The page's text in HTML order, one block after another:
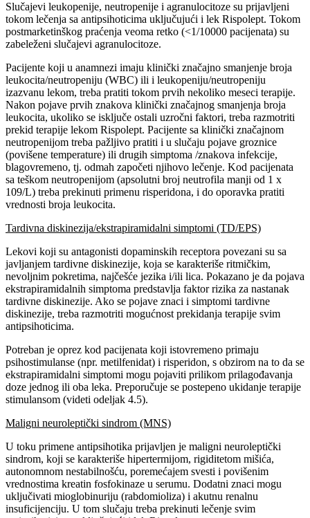
Slučajevi leukopenije, neutropenije i agranulocitoze su prijavljeni
tokom lečenja sa antipsihoticima uključujući i lek Rispolept. Tokom
postmarketinškog praćenja veoma retko (<1/10000 pacijenata) su
zabeleženi slučajevi agranulocitoze.
Pacijente koji u anamnezi imaju klinički značajno smanjenje broja
leukocita/neutropeniju (WBC) ili i leukopeniju/neutropeniju
izazvanu lekom, treba pratiti tokom prvih nekoliko meseci terapije.
Nakon pojave prvih znakova klinički značajnog smanjenja broja
leukocita, ukoliko se isključe ostali uzročni faktori, treba razmotriti
prekid terapije lekom Rispolept. Pacijente sa klinički značajnom
neutropenijom treba pažljivo pratiti i u slučaju pojave groznice
(povišene temperature) ili drugih simptoma /znakova infekcije,
blagovremeno, tj. odmah započeti njihovo lečenje. Kod pacijenata
sa teškom neutropenijom (apsolutni broj neutrofila manji od 1 x
109/L) treba prekinuti primenu risperidona, i do oporavka pratiti
vrednosti broja leukocita.
Tardivna diskinezija/ekstrapiramidalni simptomi (TD/EPS)
Lekovi koji su antagonisti dopaminskih receptora povezani su sa
javljanjem tardivne diskinezije, koja se karakteriše ritmičkim,
nevoljnim pokretima, najčešće jezika i/ili lica. Pokazano je da pojava
ekstrapiramidalnih simptoma predstavlja faktor rizika za nastanak
tardivne diskinezije. Ako se pojave znaci i simptomi tardivne
diskinezije, treba razmotriti mogućnost prekidanja terapije svim
antipsihoticima.
Potreban je oprez kod pacijenata koji istovremeno primaju
psihostimulanse (npr. metilfenidat) i risperidon, s obzirom na to da se
ekstrapiramidalni simptomi mogu pojaviti prilikom prilagođavanja
doze jednog ili oba leka. Preporučuje se postepeno ukidanje terapije
stimulansom (videti odeljak 4.5).
Maligni neuroleptički sindrom (MNS)
U toku primene antipsihotika prijavljen je maligni neuroleptički
sindrom, koji se karakteriše hipertermijom, rigiditetom mišića,
autonomnom nestabilnošću, poremećajem svesti i povišenim
vrednostima kreatin fosfokinaze u serumu. Dodatni znaci mogu
uključivati mioglobinuriju (rabdomioliza) i akutnu renalnu
insuficijenciju. U tom slučaju treba prekinuti lečenje svim